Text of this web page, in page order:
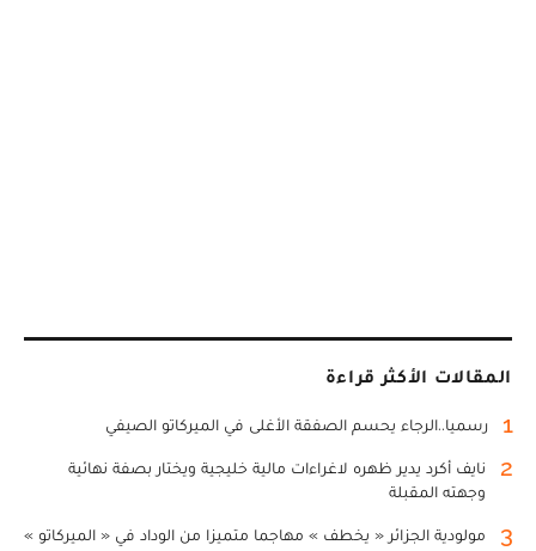
المقالات الأكثر قراءة
1 رسميا..الرجاء يحسم الصفقة الأغلى في الميركاتو الصيفي
2
نايف أكرد يدير ظهره لاغراءات مالية خليجية ويختار بصفة نهائية
وجهته المقبلة
3 مولودية الجزائر « يخطف » مهاجما متميزا من الوداد في « الميركاتو »